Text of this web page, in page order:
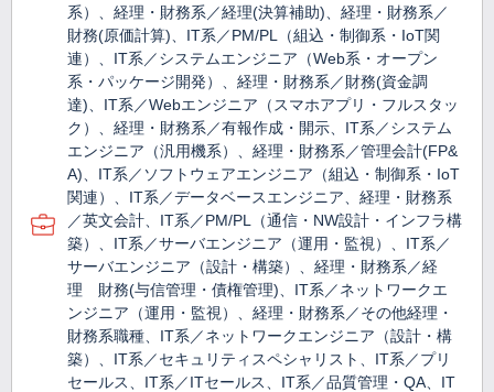
系）、経理・財務系／経理(決算補助)、経理・財務系／
財務(原価計算)、IT系／PM/PL（組込・制御系・IoT関
連）、IT系／システムエンジニア（Web系・オープン
系・パッケージ開発）、経理・財務系／財務(資金調
達)、IT系／Webエンジニア（スマホアプリ・フルスタッ
ク）、経理・財務系／有報作成・開示、IT系／システム
エンジニア（汎用機系）、経理・財務系／管理会計(FP&
A)、IT系／ソフトウェアエンジニア（組込・制御系・IoT
関連）、IT系／データベースエンジニア、経理・財務系
／英文会計、IT系／PM/PL（通信・NW設計・インフラ構
築）、IT系／サーバエンジニア（運用・監視）、IT系／
サーバエンジニア（設計・構築）、経理・財務系／経
理 財務(与信管理・債権管理)、IT系／ネットワークエ
ンジニア（運用・監視）、経理・財務系／その他経理・
財務系職種、IT系／ネットワークエンジニア（設計・構
築）、IT系／セキュリティスペシャリスト、IT系／プリ
セールス、IT系／ITセールス、IT系／品質管理・QA、IT